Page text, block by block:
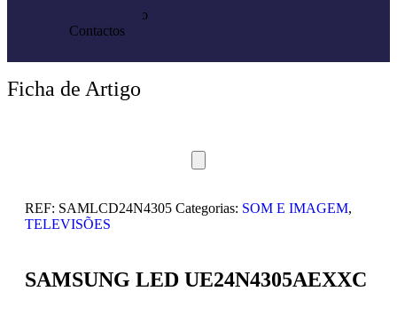
Pedir Cotação
Contactos
Ficha de Artigo
REF: SAMLCD24N4305 Categorias: SOM E IMAGEM,
TELEVISÕES
SAMSUNG LED UE24N4305AEXXC